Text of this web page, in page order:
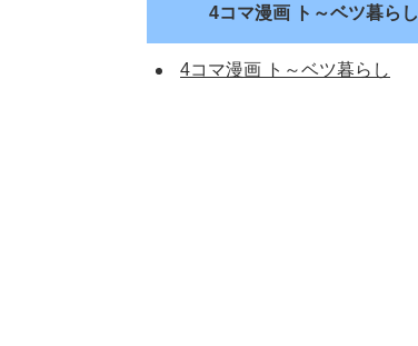
4コマ漫画 ト～ベツ暮らし
4コマ漫画 ト～ベツ暮らし